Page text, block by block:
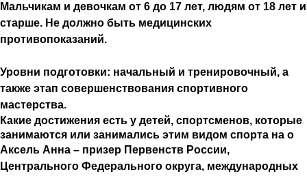
Мальчикам и девочкам от 6 до 17 лет, людям от 18 лет и
старше. Не должно быть медицинских
противопоказаний.
Уровни подготовки: начальный и тренировочный, а
также этап совершенствования спортивного
мастерства.
Какие достижения есть у детей, спортсменов, которые
занимаются или занимались этим видом спорта на о
Аксель Анна – призер Первенств России,
Центрального Федерального округа, международных